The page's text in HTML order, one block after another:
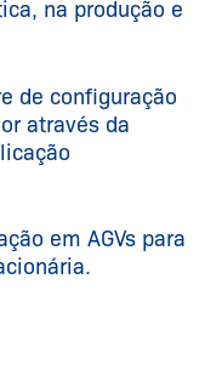
na produção e
de configuração
através da
em AGVs para